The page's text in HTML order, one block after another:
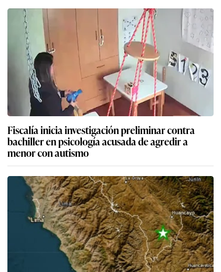
Fiscalía inicia investigación preliminar contra
bachiller en psicología acusada de agredir a
menor con autismo